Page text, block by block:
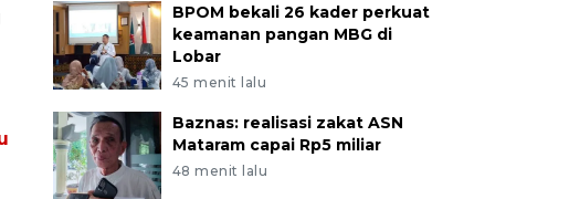
BPOM bekali 26 kader perkuat
keamanan pangan MBG di
Lobar
45 menit lalu
Baznas: realisasi zakat ASN
Mataram capai Rp5 miliar
48 menit lalu